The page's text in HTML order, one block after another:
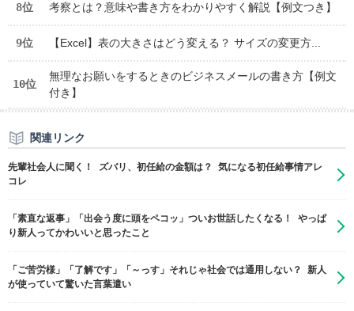
8位 考察とは？意味や書き方をわかりやすく解説【例文つき】
9位 【Excel】表の大きさはどう変える？ サイズの変更方...
10位
無理なお願いをするときのビジネスメールの書き方【例文
付き】
関連リンク
先輩社会人に聞く！ ズバリ、初任給の金額は？ 気になる初任給事情アレ
コレ
「素直な返事」「出会う度に頭をペコッ」ついお世話したくなる！ やっぱ
り新人ってかわいいと思ったこと
「ご苦労様」「了解です」「～っす」それじゃ社会では通用しない？ 新人
が使っていて驚いた言葉遣い